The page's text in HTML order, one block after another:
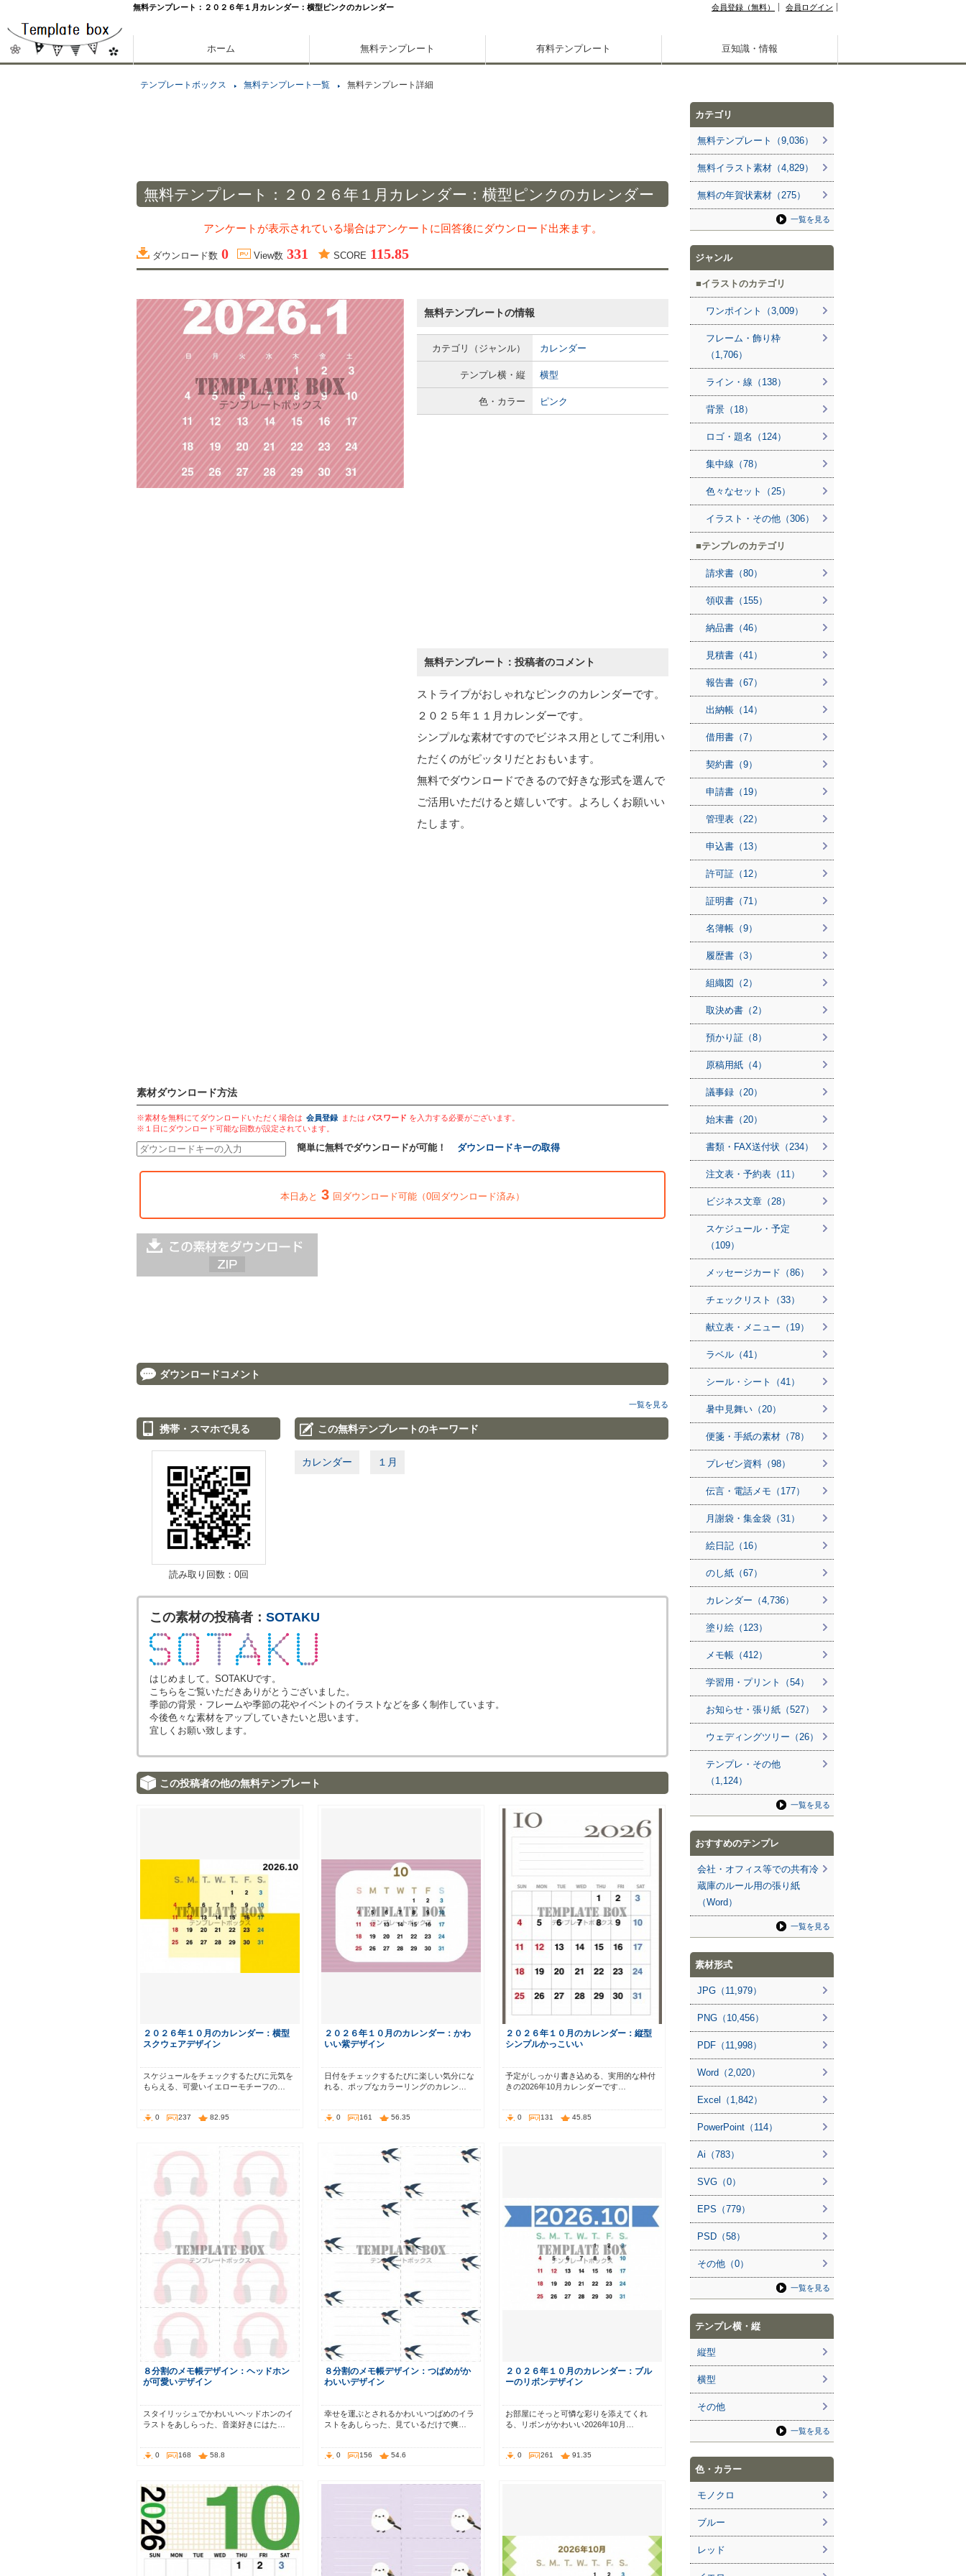
無料テンプレート：２０２６年１月カレンダー：横型ピンクのカレンダー 会員登録（無料） 会員ログイン
ホーム 無料テンプレート 有料テンプレート 豆知識・情報
テンプレートボックス 無料テンプレート一覧 無料テンプレート詳細
無料テンプレート：２０２６年１月カレンダー：横型ピンクのカレンダー
アンケートが表示されている場合はアンケートに回答後にダウンロード出来ます。
ダウンロード数 0 View数 331 SCORE 115.85
無料テンプレートの情報
カテゴリ（ジャンル） カレンダー
テンプレ横・縦 横型
色・カラー ピンク
無料テンプレート：投稿者のコメント
ストライプがおしゃれなピンクのカレンダーです。
２０２５年１１月カレンダーです。
シンプルな素材ですのでビジネス用としてご利用い
ただくのがピッタリだとおもいます。
無料でダウンロードできるので好きな形式を選んで
ご活用いただけると嬉しいです。よろしくお願いい
たします。
素材ダウンロード方法
※素材を無料にてダウンロードいただく場合は 会員登録 または パスワード を入力する必要がございます。
※１日にダウンロード可能な回数が設定されています。
簡単に無料でダウンロードが可能！ ダウンロードキーの取得
本日あと 3 回ダウンロード可能（0回ダウンロード済み）
ダウンロードコメント
一覧を見る
携帯・スマホで見る
読み取り回数：0回
この無料テンプレートのキーワード
カレンダー １月
この素材の投稿者： SOTAKU
はじめまして。SOTAKUです。
こちらをご覧いただきありがとうございました。
季節の背景・フレームや季節の花やイベントのイラストなどを多く制作しています。
今後色々な素材をアップしていきたいと思います。
宜しくお願い致します。
この投稿者の他の無料テンプレート
２０２６年１０月のカレンダー：横型
スクウェアデザイン
スケジュールをチェックするたびに元気を
もらえる、可愛いイエローモチーフの…
0 237 82.95
２０２６年１０月のカレンダー：かわ
いい紫デザイン
日付をチェックするたびに楽しい気分にな
れる、ポップなカラーリングのカレン…
0 161 56.35
２０２６年１０月のカレンダー：縦型
シンプルかっこいい
予定がしっかり書き込める、実用的な枠付
きの2026年10月カレンダーです…
0 131 45.85
８分割のメモ帳デザイン：ヘッドホン
が可愛いデザイン
スタイリッシュでかわいいヘッドホンのイ
ラストをあしらった、音楽好きにはた…
0 168 58.8
８分割のメモ帳デザイン：つばめがか
わいいデザイン
幸せを運ぶとされるかわいいつばめのイラ
ストをあしらった、見ているだけで爽…
0 156 54.6
２０２６年１０月のカレンダー：ブル
ーのリボンデザイン
お部屋にそっと可憐な彩りを添えてくれ
る、リボンがかわいい2026年10月…
0 261 91.35
カテゴリ
無料テンプレート（9,036）
無料イラスト素材（4,829）
無料の年賀状素材（275）
一覧を見る
ジャンル
イラストのカテゴリ
ワンポイント（3,009）
フレーム・飾り枠
（1,706）
ライン・線（138）
背景（18）
ロゴ・題名（124）
集中線（78）
色々なセット（25）
イラスト・その他（306）
テンプレのカテゴリ
請求書（80）
領収書（155）
納品書（46）
見積書（41）
報告書（67）
出納帳（14）
借用書（7）
契約書（9）
申請書（19）
管理表（22）
申込書（13）
許可証（12）
証明書（71）
名簿帳（9）
履歴書（3）
組織図（2）
取決め書（2）
預かり証（8）
原稿用紙（4）
議事録（20）
始末書（20）
書類・FAX送付状（234）
注文表・予約表（11）
ビジネス文章（28）
スケジュール・予定
（109）
メッセージカード（86）
チェックリスト（33）
献立表・メニュー（19）
ラベル（41）
シール・シート（41）
暑中見舞い（20）
便箋・手紙の素材（78）
プレゼン資料（98）
伝言・電話メモ（177）
月謝袋・集金袋（31）
絵日記（16）
のし紙（67）
カレンダー（4,736）
塗り絵（123）
メモ帳（412）
学習用・プリント（54）
お知らせ・張り紙（527）
ウェディングツリー（26）
テンプレ・その他
（1,124）
一覧を見る
おすすめのテンプレ
会社・オフィス等での共有冷
蔵庫のルール用の張り紙
（Word）
一覧を見る
素材形式
JPG（11,979）
PNG（10,456）
PDF（11,998）
Word（2,020）
Excel（1,842）
PowerPoint（114）
Ai（783）
SVG（0）
EPS（779）
PSD（58）
その他（0）
一覧を見る
テンプレ横・縦
縦型
横型
その他
一覧を見る
色・カラー
モノクロ
ブルー
レッド